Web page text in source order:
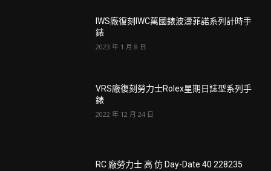
IWS廠復刻IWC萬國錶波濤菲諾系列計時手
錶
2023 年 1 月 8 日
VRS廠復刻勞力士Rolex星期日誌型系列手
錶
2022 年 12 月 24 日
RC 廠勞力士 高 仿 Day-Date 40 228235